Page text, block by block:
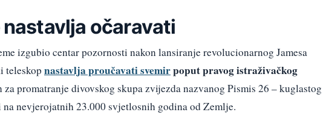
nastavlja očaravati
izgubio centar pozornosti nakon lansiranje revolucionarnog Jamesa
teleskop nastavlja proučavati svemirpoput pravog istraživačkog
za promatranje divovskog skupa zvijezda nazvanog Pismis 26 – kuglastog
nevjerojatnih 23.000 svjetlosnih godina od Zemlje.